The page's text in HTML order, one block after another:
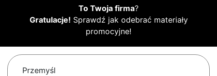
To Twoja firma?
Gratulacje! Sprawdź jak odebrać materiały
promocyjne!
Przemyśl